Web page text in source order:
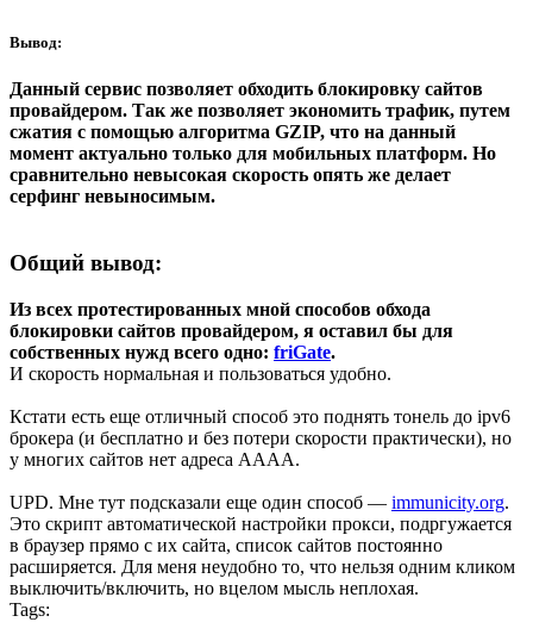
Вывод:
Данный сервис позволяет обходить блокировку сайтов
провайдером. Так же позволяет экономить трафик, путем
сжатия с помощью алгоритма GZIP, что на данный
момент актуально только для мобильных платформ. Но
сравнительно невысокая скорость опять же делает
серфинг невыносимым.
Общий вывод:
Из всех протестированных мной способов обхода
блокировки сайтов провайдером, я оставил бы для
собственных нужд всего одно: friGate.
И скорость нормальная и пользоваться удобно.
Кстати есть еще отличный способ это поднять тонель до ipv6
брокера (и бесплатно и без потери скорости практически), но
у многих сайтов нет адреса AAAA.
UPD. Мне тут подсказали еще один способ — immunicity.org.
Это скрипт автоматической настройки прокси, подргужается
в браузер прямо с их сайта, список сайтов постоянно
расширяется. Для меня неудобно то, что нельзя одним кликом
выключить/включить, но вцелом мысль неплохая.
Tags: